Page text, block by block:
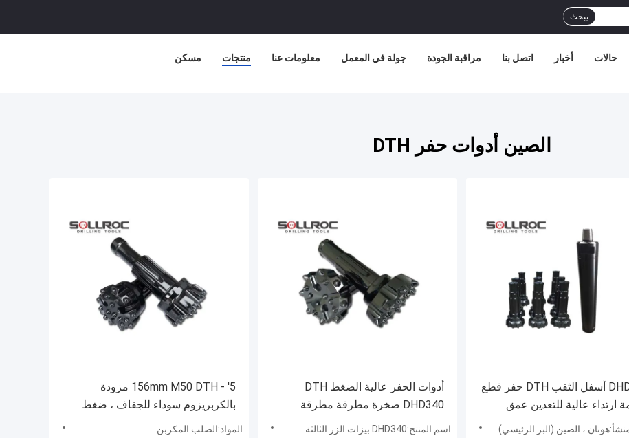
يبحث
مسكن منتجات معلومات عنا جولة في المعمل مراقبة الجودة اتصل بنا أخبار حالات
الصين أدوات حفر DTH
5' - 156mm M50 DTH مزودة
بالكربريزوم سوداء للجفاف ، ضغط
الهواء العالي
المواد:الصلب المكربن
أدوات الحفر عالية الضغط DTH
DHD340 صخرة مطرقة مطرقة
محفزات صديقة للبيئة
اسم المنتج:DHD340 بيزات الزر الثالثة
DHD 380 أسفل الثقب DTH حفر قطع
ارتداء عالية للتعدين عمق
، الصين (البر الرئيسي)